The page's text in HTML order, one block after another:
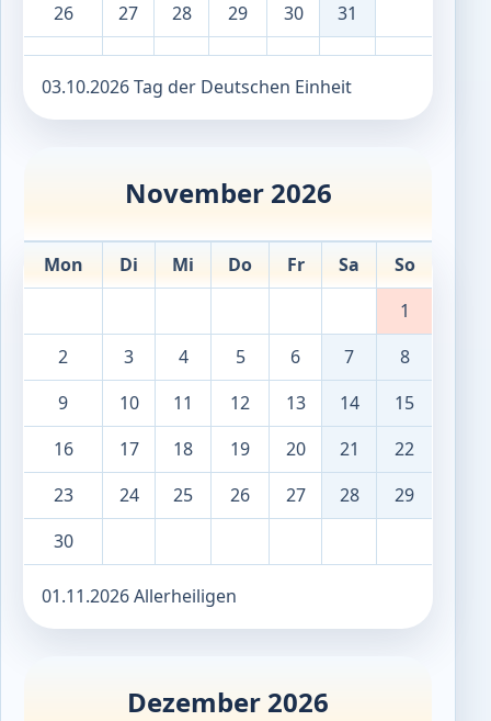
26
27 28 29 30 31
03.10.2026 Tag der Deutschen Einheit
November 2026
Mon Di Mi Do Fr Sa
So
1
2
3 4 5 6 7
8
9
10 11 12 13 14
15
16
17 18 19 20 21
22
23
24 25 26 27 28
29
30
01.11.2026 Allerheiligen
Dezember 2026